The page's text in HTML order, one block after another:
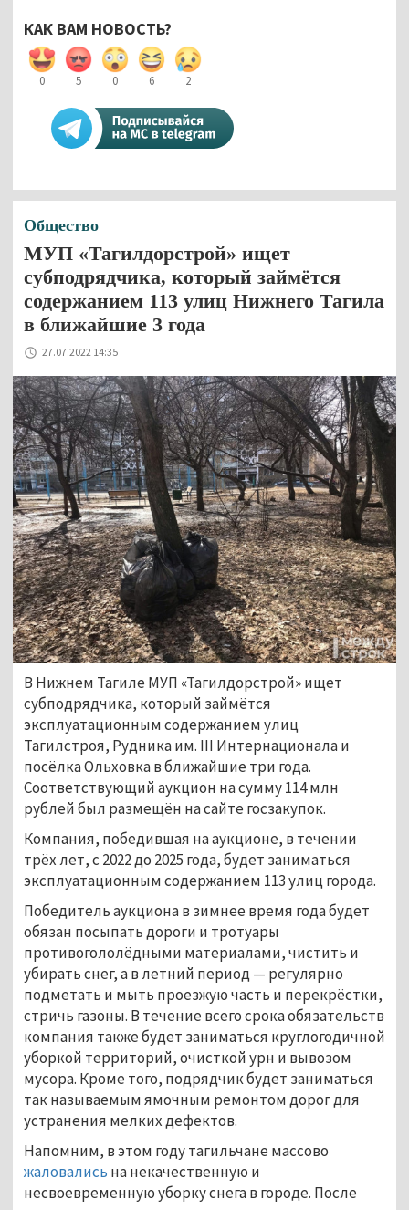
КАК ВАМ НОВОСТЬ?
0 5 0 6 2
Общество
МУП «Тагилдорстрой» ищет
субподрядчика, который займётся
содержанием 113 улиц Нижнего Тагила
в ближайшие 3 года
27.07.2022 14:35
В Нижнем Тагиле МУП «Тагилдорстрой» ищет
субподрядчика, который займётся
эксплуатационным содержанием улиц
Тагилстроя, Рудника им. III Интернационала и
посёлка Ольховка в ближайшие три года.
Соответствующий аукцион на сумму 114 млн
рублей был размещён на сайте госзакупок.
Компания, победившая на аукционе, в течении
трёх лет, с 2022 до 2025 года, будет заниматься
эксплуатационным содержанием 113 улиц города.
Победитель аукциона в зимнее время года будет
обязан посыпать дороги и тротуары
противогололёдными материалами, чистить и
убирать снег, а в летний период — регулярно
подметать и мыть проезжую часть и перекрёстки,
стричь газоны. В течение всего срока обязательств
компания также будет заниматься круглогодичной
уборкой территорий, очисткой урн и вывозом
мусора. Кроме того, подрядчик будет заниматься
так называемым ямочным ремонтом дорог для
устранения мелких дефектов.
Напомним, в этом году тагильчане массово
жаловались на некачественную и
несвоевременную уборку снега в городе. После